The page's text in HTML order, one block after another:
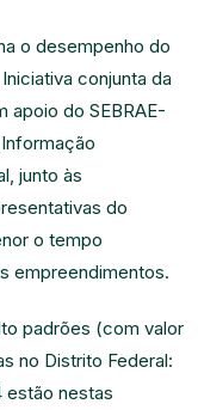
o desempenho do
conjunta da
apoio do SEBRAE-
junto às
do
o tempo
empreendimentos.
padrões (com valor
no Distrito Federal:
estão nestas